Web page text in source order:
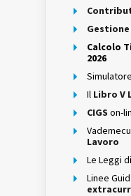
Calcolo
2026
Il Libro V
CIGS on-
Lavoro
Le Leggi
Linee